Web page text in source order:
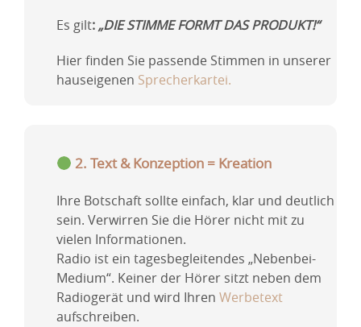
Es gilt:„DIE STIMME FORMT DAS PRODUKT!“
Hier finden Sie passende Stimmen in unserer
hauseigenen Sprecherkartei.
2. Text & Konzeption = Kreation
Ihre Botschaft sollte einfach, klar und deutlich
sein. Verwirren Sie die Hörer nicht mit zu
vielen Informationen.
Radio ist ein tagesbegleitendes „Nebenbei-
Medium“. Keiner der Hörer sitzt neben dem
Radiogerät und wird Ihren Werbetext
aufschreiben.